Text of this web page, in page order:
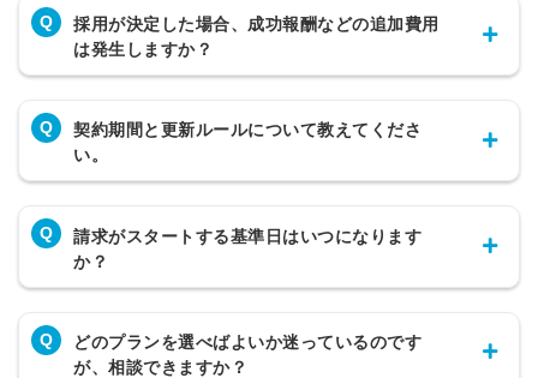
Q
採用が決定した場合、成功報酬などの追加費用
は発生しますか？
Q
契約期間と更新ルールについて教えてくださ
い。
Q
請求がスタートする基準日はいつになります
か？
Q
どのプランを選べばよいか迷っているのです
が、相談できますか？